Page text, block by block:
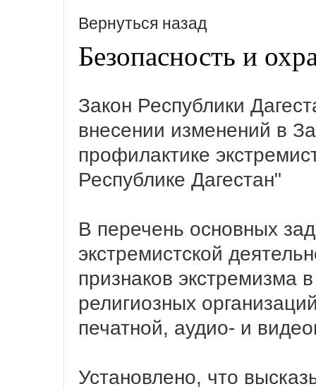
Вернуться назад
Безопасность и
Закон Республики
внесении изменений в
профилактике
Республике Дагестан"
В перечень основных
экстремистской
признаков экстремизма
религиозных
печатной, аудио- и
Установлено, что